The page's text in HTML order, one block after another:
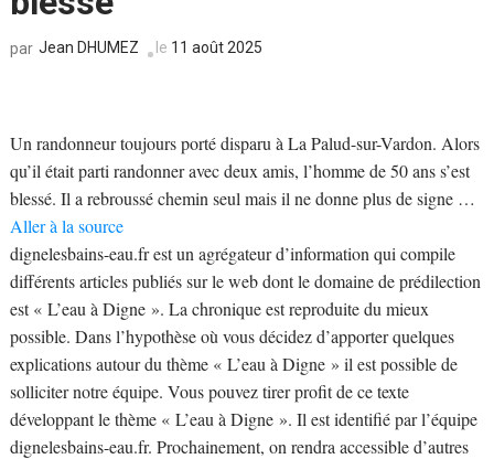
par Jean DHUMEZ le 11 août 2025
Un randonneur toujours porté disparu à La Palud-sur-Vardon. Alors
qu’il était parti randonner avec deux amis, l’homme de 50 ans s’est
blessé. Il a rebroussé chemin seul mais il ne donne plus de signe …
Aller à la source
dignelesbains-eau.fr est un agrégateur d’information qui compile
différents articles publiés sur le web dont le domaine de prédilection
est « L’eau à Digne ». La chronique est reproduite du mieux
possible. Dans l’hypothèse où vous décidez d’apporter quelques
explications autour du thème « L’eau à Digne » il est possible de
solliciter notre équipe. Vous pouvez tirer profit de ce texte
développant le thème « L’eau à Digne ». Il est identifié par l’équipe
dignelesbains-eau.fr. Prochainement, on rendra accessible d’autres